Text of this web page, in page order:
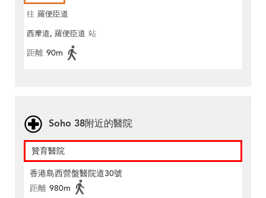
往 羅便臣道
西摩道, 羅便臣道 站
距離 90m
Soho 38附近的醫院
贊育醫院
香港島西營盤醫院道30號
距離 980m